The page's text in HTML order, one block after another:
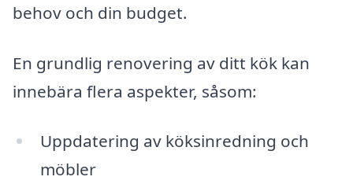
behov och din budget.
En grundlig renovering av ditt kök kan
innebära flera aspekter, såsom:
Uppdatering av köksinredning och
möbler